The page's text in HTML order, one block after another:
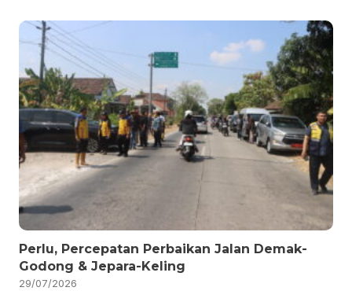
Perlu, Percepatan Perbaikan Jalan Demak-
Godong & Jepara-Keling
29/07/2026